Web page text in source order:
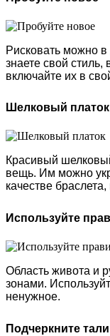
Рисковать можно
знаете свой
включайте их в
Шелковый платок
Красивый
вещь. Им можно
качестве
Используйте
Область живота и
зонами.
ненужное.
Подчеркните